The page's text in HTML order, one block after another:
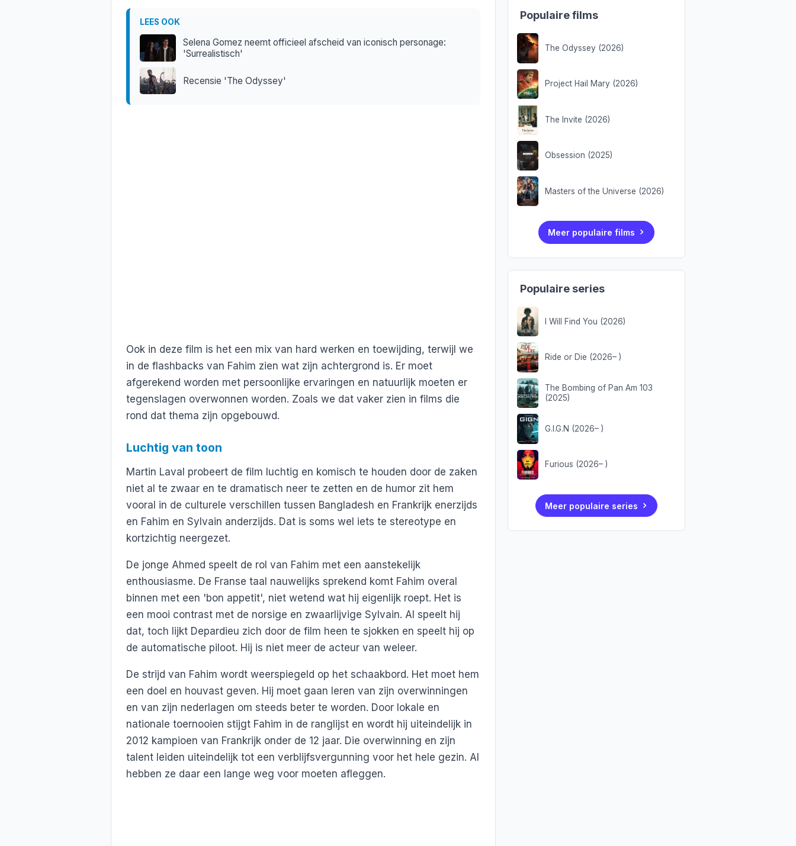
LEES OOK
Selena Gomez neemt officieel afscheid van iconisch personage:
'Surrealistisch'
Recensie 'The Odyssey'
Ook in deze film is het een mix van hard werken en toewijding, terwijl we
in de flashbacks van Fahim zien wat zijn achtergrond is. Er moet
afgerekend worden met persoonlijke ervaringen en natuurlijk moeten er
tegenslagen overwonnen worden. Zoals we dat vaker zien in films die
rond dat thema zijn opgebouwd.
Luchtig van toon
Martin Laval probeert de film luchtig en komisch te houden door de zaken
niet al te zwaar en te dramatisch neer te zetten en de humor zit hem
vooral in de culturele verschillen tussen Bangladesh en Frankrijk enerzijds
en Fahim en Sylvain anderzijds. Dat is soms wel iets te stereotype en
kortzichtig neergezet.
De jonge Ahmed speelt de rol van Fahim met een aanstekelijk
enthousiasme. De Franse taal nauwelijks sprekend komt Fahim overal
binnen met een 'bon appetit', niet wetend wat hij eigenlijk roept. Het is
een mooi contrast met de norsige en zwaarlijvige Sylvain. Al speelt hij
dat, toch lijkt Depardieu zich door de film heen te sjokken en speelt hij op
de automatische piloot. Hij is niet meer de acteur van weleer.
De strijd van Fahim wordt weerspiegeld op het schaakbord. Het moet hem
een doel en houvast geven. Hij moet gaan leren van zijn overwinningen
en van zijn nederlagen om steeds beter te worden. Door lokale en
nationale toernooien stijgt Fahim in de ranglijst en wordt hij uiteindelijk in
2012 kampioen van Frankrijk onder de 12 jaar. Die overwinning en zijn
talent leiden uiteindelijk tot een verblijfsvergunning voor het hele gezin. Al
hebben ze daar een lange weg voor moeten afleggen.
Populaire films
The Odyssey (2026)
Project Hail Mary (2026)
The Invite (2026)
Obsession (2025)
Masters of the Universe (2026)
Meer populaire films
Populaire series
I Will Find You (2026)
Ride or Die (2026– )
The Bombing of Pan Am 103
(2025)
G.I.G.N (2026– )
Furious (2026– )
Meer populaire series